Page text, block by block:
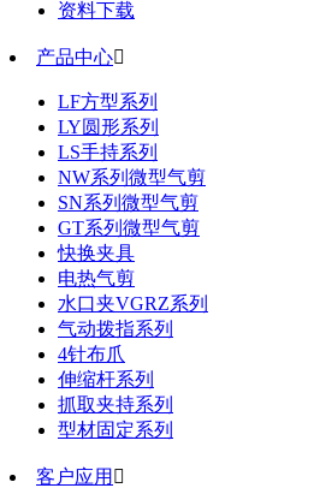
资料下载
产品中心
LF方型系列
LY圆形系列
LS手持系列
NW系列微型气剪
SN系列微型气剪
GT系列微型气剪
快换夹具
电热气剪
水口夹VGRZ系列
气动拨指系列
4针布爪
伸缩杆系列
抓取夹持系列
型材固定系列
客户应用 